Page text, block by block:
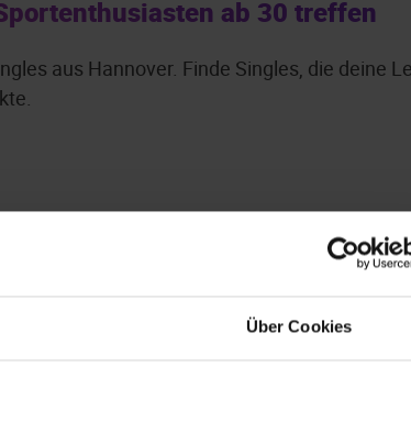
Über Cookies
ab 30 treffen
aus Hannover. Finde Singles, die deine